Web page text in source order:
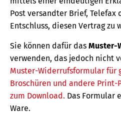
Post versandter Brief, Telefax
Entschluss, diesen Vertrag
Sie können dafür das Muster-
verwenden, das jedoch nicht
Muster-Widerrufsformular für
Broschüren und andere
zum Download. Das Formular
Ware.